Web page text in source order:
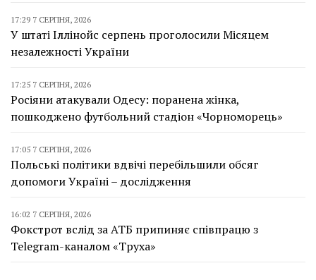
17:29 7 СЕРПНЯ, 2026
У штаті Іллінойс серпень проголосили Місяцем
незалежності України
17:25 7 СЕРПНЯ, 2026
Росіяни атакували Одесу: поранена жінка,
пошкоджено футбольний стадіон «Чорноморець»
17:05 7 СЕРПНЯ, 2026
Польські політики вдвічі перебільшили обсяг
допомоги Україні – дослідження
16:02 7 СЕРПНЯ, 2026
Фокстрот вслід за АТБ припиняє співпрацю з
Telegram-каналом «Труха»